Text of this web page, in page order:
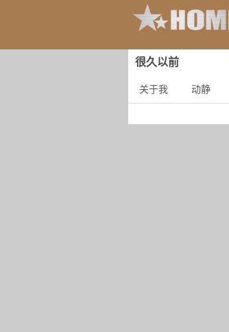
很久以前
关于我 动静